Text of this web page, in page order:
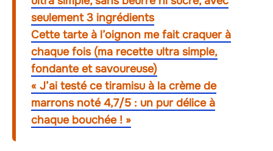
seulement 3 ingrédients
Cette tarte à l’oignon me fait craquer à
chaque fois (ma recette ultra simple,
fondante et savoureuse)
« J’ai testé ce tiramisu à la crème de
marrons noté 4,7/5 : un pur délice à
chaque bouchée ! »